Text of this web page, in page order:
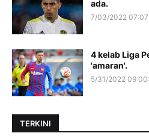
ada.
7/03/2022
4 kelab Liga
'amaran'.
5/31/2022
TERKINI